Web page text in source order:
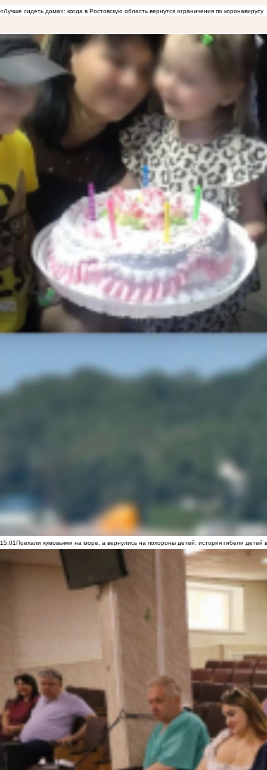
«Лучше сидеть дома»: когда в Ростовскую область вернутся ограничения по коронавирусу
15:01Поехали кумовьями на море, а вернулись на похороны детей: история гибели детей